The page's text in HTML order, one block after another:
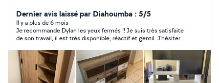
Dernier avis laissé par Diahoumba : 5/5
Il y a plus de 6 mois
Je recommande Dylan les yeux fermés !! Je suis très satisfaite
de son travail, il est très disponible, réactif et gentil. J'hésiterai